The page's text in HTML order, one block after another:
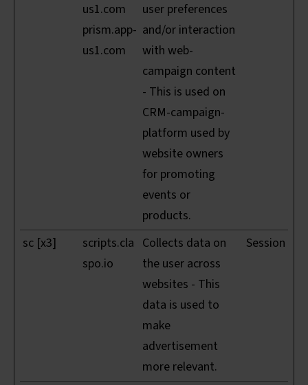
us1.com
prism.app-
us1.com
user preferences
and/or interaction
with web-
campaign content
- This is used on
CRM-campaign-
platform used by
website owners
for promoting
events or
products.
sc [x3]
scripts.cla
spo.io
Collects data on
the user across
websites - This
data is used to
make
advertisement
more relevant.
Session